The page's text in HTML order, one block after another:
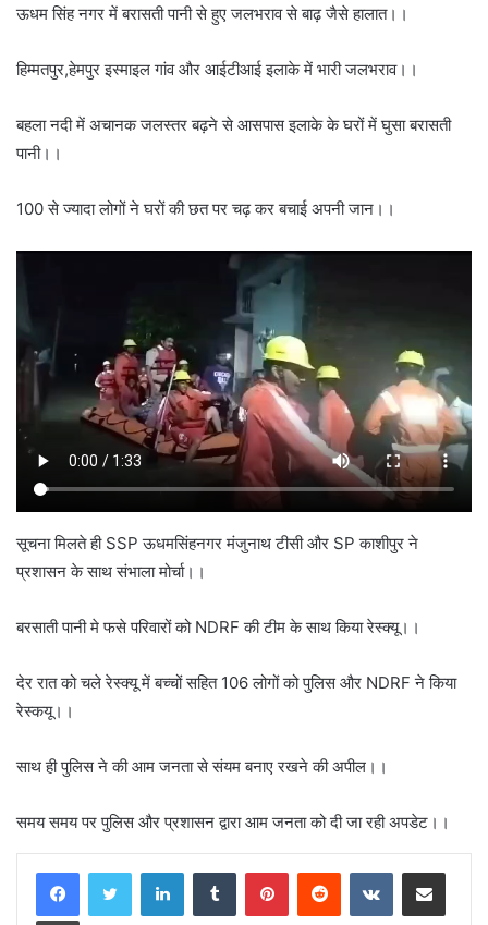
ऊधम सिंह नगर में बरासती पानी से हुए जलभराव से बाढ़ जैसे हालात।।
हिम्मतपुर,हेमपुर इस्माइल गांव और आईटीआई इलाके में भारी जलभराव।।
बहला नदी में अचानक जलस्तर बढ़ने से आसपास इलाके के घरों में घुसा बरासती
पानी।।
100 से ज्यादा लोगों ने घरों की छत पर चढ़ कर बचाई अपनी जान।।
सूचना मिलते ही SSP ऊधमसिंहनगर मंजुनाथ टीसी और SP काशीपुर ने
प्रशासन के साथ संभाला मोर्चा।।
बरसाती पानी मे फसे परिवारों को NDRF की टीम के साथ किया रेस्क्यू।।
देर रात को चले रेस्क्यू में बच्चों सहित 106 लोगों को पुलिस और NDRF ने किया
रेस्कयू।।
साथ ही पुलिस ने की आम जनता से संयम बनाए रखने की अपील।।
समय समय पर पुलिस और प्रशासन द्वारा आम जनता को दी जा रही अपडेट।।
LinkedInTumblr PinterestReddit VKontakteShare via Email
Print